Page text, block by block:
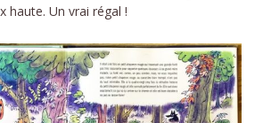
haute. Un vrai régal !